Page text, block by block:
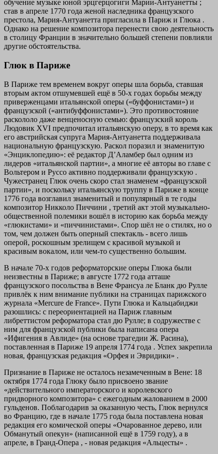
обучение музыке юной эрцгерцогиги Марии-Антуанетты ;
став в апреле 1770 года женой наследника французского
престола, Мария-Антуанетта пригласила в Париж и Глюка .
Однако на решение композитора перенести свою деятельность
в столицу Франции в значительно большей степени повлияли
другие обстоятельства.
Глюк в Париже
В Париже тем временем вокруг оперы шла борьба, ставшая
вторым актом отшумевшей ещё в 50-х годах борьбы между
приверженцами итальянской оперы («буффонистами») и
французской («антибуффонистами»). Это противостояние
раскололо даже венценосную семью: французский король
Людовик XVI предпочитал итальянскую оперу, в то время как
его австрийская супруга Мария-Антуанетта поддерживала
национальную французскую. Раскол поразил и знаменитую
«Энциклопедию»: её редактор Д’Аламбер был одним из
лидеров «итальянской партии», а многие её авторы во главе с
Вольтером и Руссо активно поддерживали французскую .
Чужестранец Глюк очень скоро стал знаменем «французской
партии», и поскольку итальянскую труппу в Париже в конце
1776 года возглавил знаменитый и популярный в те годы
композитор Никколо Пиччини , третий акт этой музыкально-
общественной полемики вошёл в историю как борьба между
«глюкистами» и «пиччинистами». Спор шёл не о стилях, но о
том, чем должен быть оперный спектакль - всего лишь
оперой, роскошным зрелищем с красивой музыкой и
красивым вокалом, или чем-то существенно большим.
В начале 70-х годов реформаторские оперы Глюка были
неизвестны в Париже; в августе 1772 года атташе
французского посольства в Вене Франсуа ле Бланк дю Рулле
привлёк к ним внимание публики на страницах парижского
журнала «Mercure de France». Пути Глюка и Кальцабиджи
разошлись: с переориентацией на Париж главным
либреттистом реформатора стал дю Рулле; в содружестве с
ним для французской публики была написана опера
«Ифигения в Авлиде» (на основе трагедии Ж. Расина),
поставленная в Париже 19 апреля 1774 года . Успех закрепила
новая, французская редакция «Орфея и Эвридики» .
Признание в Париже не осталось незамеченным в Вене: 18
октября 1774 года Глюку было присвоено звание
«действительного императорского и королевского
придворного композитора» с ежегодным жалованием в 2000
гульденов. Поблагодарив за оказанную честь, Глюк вернулся
во Францию, где в начале 1775 года была поставлена новая
редакция его комической оперы «Очарованное дерево, или
Обманутый опекун» (написанной ещё в 1759 году), а в
апреле, в Гранд-Опера , - новая редакция «Альцесты» .